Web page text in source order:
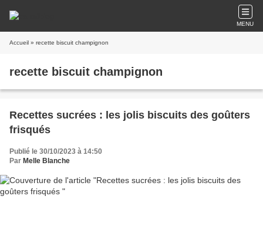
MENU
Accueil » recette biscuit champignon
recette biscuit champignon
Recettes sucrées : les jolis biscuits des goûters
frisqués
Publié le 30/10/2023 à 14:50
Par Melle Blanche